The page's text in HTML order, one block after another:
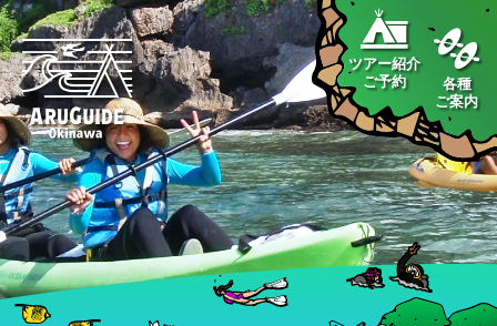
ツアー紹介
ご予約
各種
ご案内